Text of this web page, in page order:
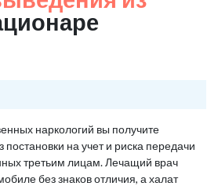
наркологий вы получите
на учет и риска передачи
третьим лицам. Лечащий врач
без знаков отличия, а халат